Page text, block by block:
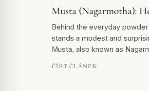
Musta (Nagarmotha):
Behind the everyday
stands a modest and
Musta, also known as
ČÍST ČLÁNEK